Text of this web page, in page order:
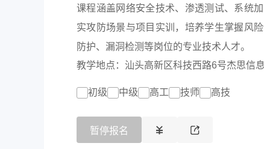
课程涵盖网络安全技术、渗透测试、系统
实攻防场景与项目实训，培养学生掌握风
防护、漏洞检测等岗位的专业技术人才。
教学地点：汕头高新区科技西路6号杰思信
初级 中级 高工 技师 高技
暂停报名